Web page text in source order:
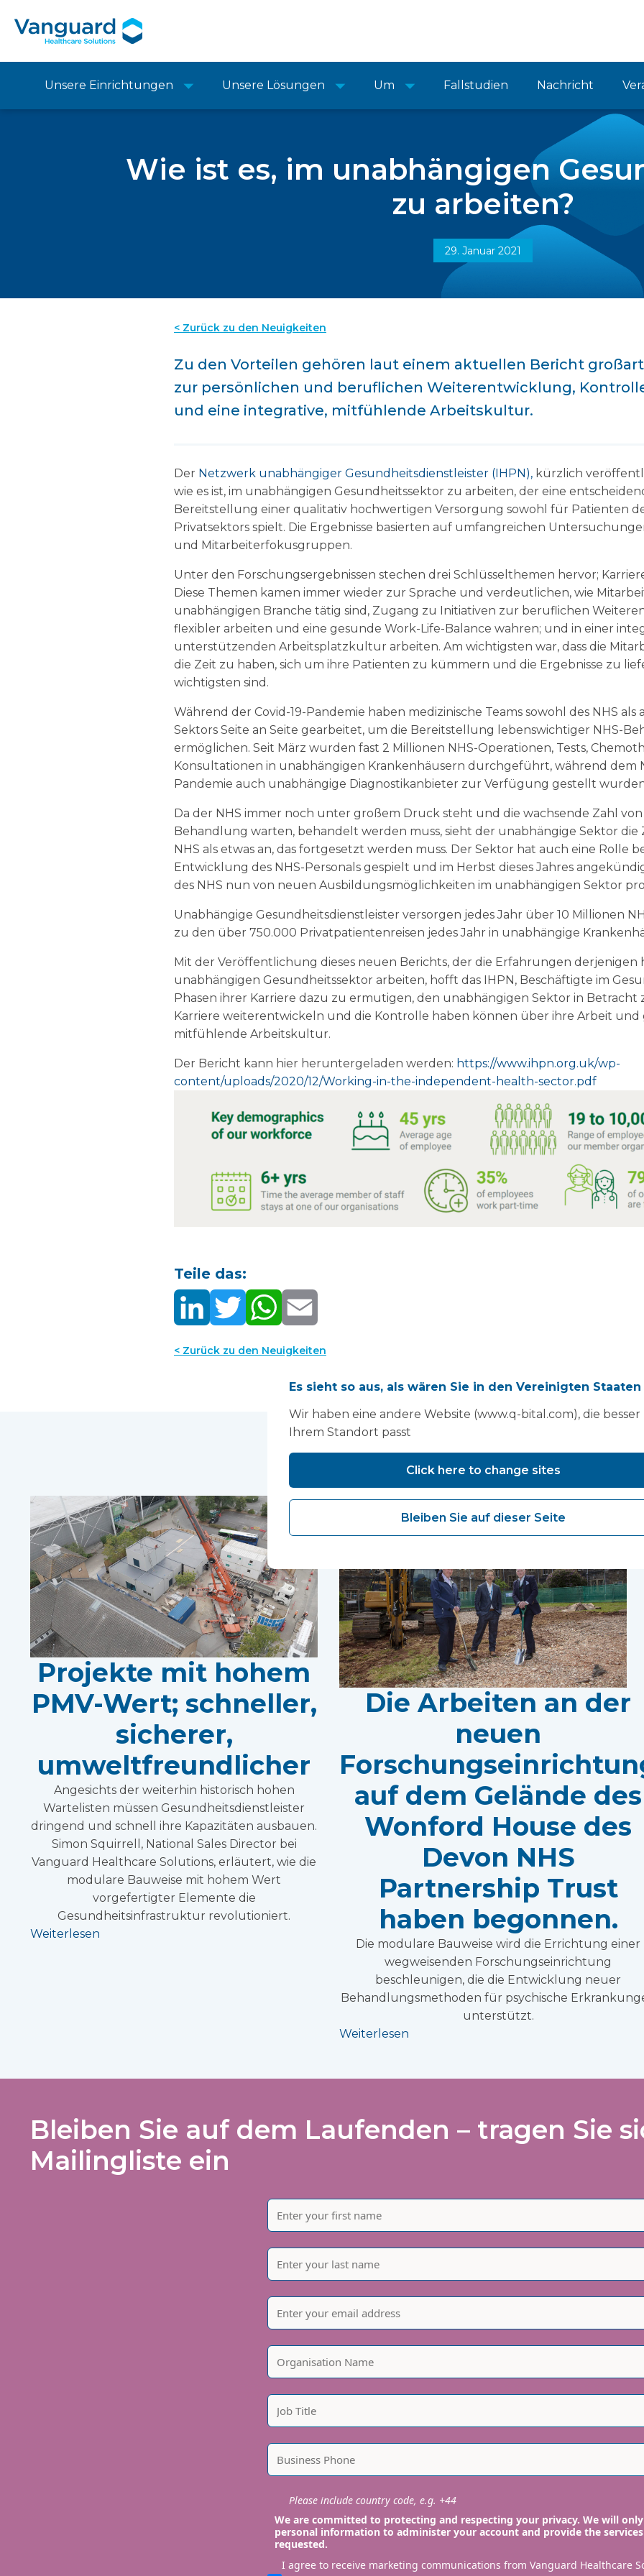
Unsere Einrichtungen Unsere Lösungen Um Fallstudien Nachricht
Wie ist es, im unabhängigen
zu arbeiten?
29. Januar 2021
< Zurück zu den Neuigkeiten
Zu den Vorteilen gehören laut einem aktuellen Bericht
zur persönlichen und beruflichen Weiterentwicklung,
und eine integrative, mitfühlende Arbeitskultur.
Der Netzwerk unabhängiger Gesundheitsdienstleister (IHPN), kürzlich
wie es ist, im unabhängigen Gesundheitssektor zu arbeiten, der eine
Bereitstellung einer qualitativ hochwertigen Versorgung sowohl für Patienten
Privatsektors spielt. Die Ergebnisse basierten auf umfangreichen
und Mitarbeiterfokusgruppen.
Unter den Forschungsergebnissen stechen drei Schlüsselthemen hervor;
Diese Themen kamen immer wieder zur Sprache und verdeutlichen, wie
unabhängigen Branche tätig sind, Zugang zu Initiativen zur beruflichen
flexibler arbeiten und eine gesunde Work-Life-Balance wahren; und in einer
unterstützenden Arbeitsplatzkultur arbeiten. Am wichtigsten war, dass die
die Zeit zu haben, sich um ihre Patienten zu kümmern und die Ergebnisse zu
wichtigsten sind.
Während der Covid-19-Pandemie haben medizinische Teams sowohl des NHS
Sektors Seite an Seite gearbeitet, um die Bereitstellung lebenswichtiger NHS-
ermöglichen. Seit März wurden fast 2 Millionen NHS-Operationen, Tests,
Konsultationen in unabhängigen Krankenhäusern durchgeführt, während dem
Pandemie auch unabhängige Diagnostikanbieter zur Verfügung gestellt
Da der NHS immer noch unter großem Druck steht und die wachsende Zahl
Behandlung warten, behandelt werden muss, sieht der unabhängige Sektor
NHS als etwas an, das fortgesetzt werden muss. Der Sektor hat auch eine Rolle
Entwicklung des NHS-Personals gespielt und im Herbst dieses Jahres
des NHS nun von neuen Ausbildungsmöglichkeiten im unabhängigen Sektor
Unabhängige Gesundheitsdienstleister versorgen jedes Jahr über 10 Millionen
zu den über 750.000 Privatpatientenreisen jedes Jahr in unabhängige
Mit der Veröffentlichung dieses neuen Berichts, der die Erfahrungen derjenigen
unabhängigen Gesundheitssektor arbeiten, hofft das IHPN, Beschäftigte im
Phasen ihrer Karriere dazu zu ermutigen, den unabhängigen Sektor in Betracht
Karriere weiterentwickeln und die Kontrolle haben können über ihre Arbeit und
mitfühlende Arbeitskultur.
Der Bericht kann hier heruntergeladen werden: https://www.ihpn.org.uk/wp-
content/uploads/2020/12/Working-in-the-independent-health-sector.pdf
Teile das:
< Zurück zu den Neuigkeiten
Sie können auch
Projekte mit hohem
PMV-Wert; schneller,
sicherer,
umweltfreundlicher
Angesichts der weiterhin historisch hohen
Wartelisten müssen Gesundheitsdienstleister
dringend und schnell ihre Kapazitäten ausbauen.
Simon Squirrell, National Sales Director bei
Vanguard Healthcare Solutions, erläutert, wie die
modulare Bauweise mit hohem Wert
vorgefertigter Elemente die
Gesundheitsinfrastruktur revolutioniert.
Weiterlesen
Die Arbeiten an der
neuen
auf dem Gelände des
Wonford House des
Devon NHS
Partnership Trust
haben begonnen.
Die modulare Bauweise wird die Errichtung einer
wegweisenden Forschungseinrichtung
beschleunigen, die die Entwicklung neuer
Behandlungsmethoden für psychische
unterstützt.
Weiterlesen
Bleiben Sie auf dem Laufenden – tragen Sie
Mailingliste ein
Please include country code, e.g. +44
We are committed to protecting and respecting your privacy. We will
personal information to administer your account and provide the services
requested.
I agree to receive marketing communications from Vanguard Healthcare
Es sieht so aus, als wären Sie in den Vereinigten Staaten
Wir haben eine andere Website (www.q-bital.com), die besser
Ihrem Standort passt
Click here to change sites
Bleiben Sie auf dieser Seite